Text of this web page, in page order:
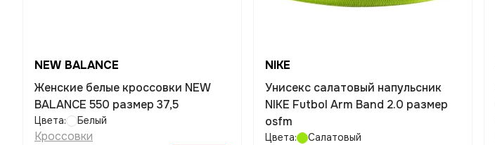
NEW BALANCE
Женские белые кроссовки NEW
BALANCE 550 размер 37,5
Цвета: Белый
Кроссовки
NIKE
Унисекс салатовый напульсник
NIKE Futbol Arm Band 2.0 размер
osfm
Цвета: Салатовый